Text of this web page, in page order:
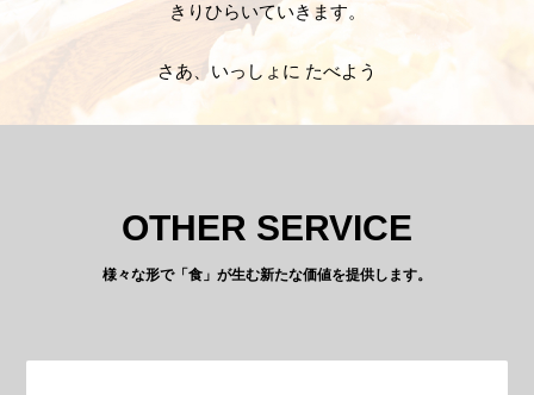
きりひらいていきます。
さあ、いっしょに たべよう
OTHER SERVICE
様々な形で「食」が生む新たな価値を提供します。